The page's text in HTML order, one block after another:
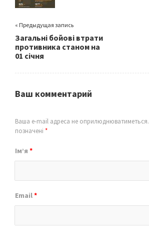
« Предыдущая запись
Загальні бойові втрати
противника станом на
01 січня
Ваш комментарий
Ваша e-mail адреса не оприлюднюватиметься.
позначені *
Ім’я *
Email*